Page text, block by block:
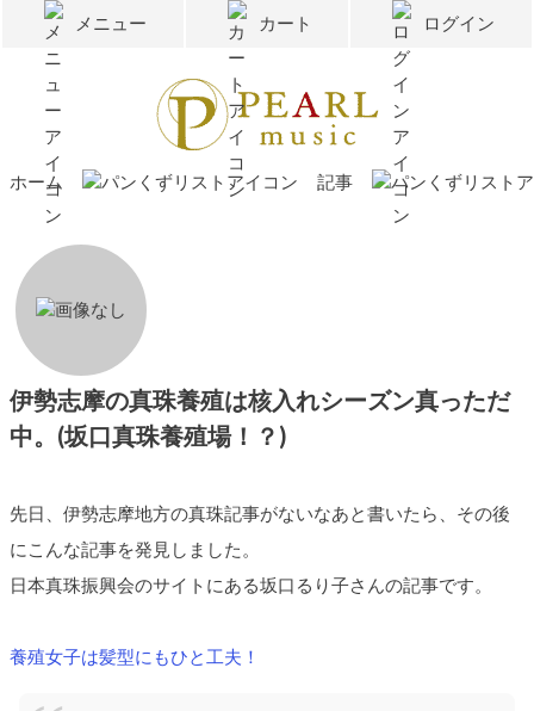
メニュー カート ログイン
ホーム 記事
伊勢志摩の真珠養殖は核入れシーズン真っただ
中。(坂口真珠養殖場！？)
先日、伊勢志摩地方の真珠記事がないなあと書いたら、その後
にこんな記事を発見しました。
日本真珠振興会のサイトにある坂口るり子さんの記事です。
養殖女子は髪型にもひと工夫！